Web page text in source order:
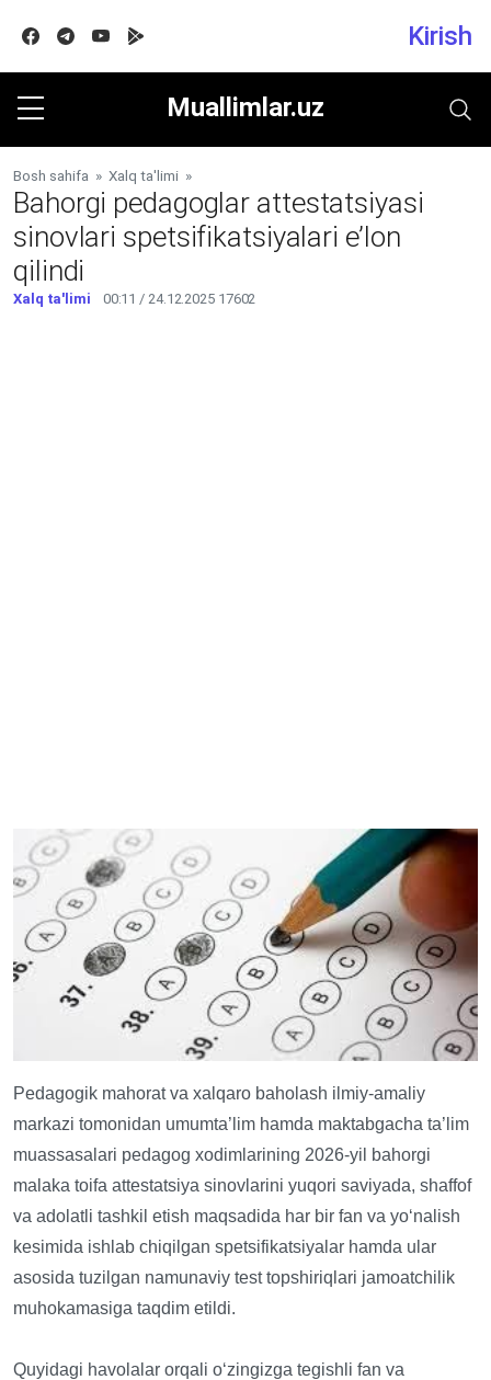
FacebookTelegram
Youtube Kirish
Muallimlar.uz
Bosh sahifa » Xalq ta'limi »
Bahorgi pedagoglar attestatsiyasi
sinovlari spetsifikatsiyalari e’lon
qilindi
Xalq ta'limi 00:11 / 24.12.2025 17602
Pedagogik mahorat va xalqaro baholash ilmiy-amaliy
markazi tomonidan umumta’lim hamda maktabgacha ta’lim
muassasalari pedagog xodimlarining 2026-yil bahorgi
malaka toifa attestatsiya sinovlarini yuqori saviyada, shaffof
va adolatli tashkil etish maqsadida har bir fan va yo‘nalish
kesimida ishlab chiqilgan spetsifikatsiyalar hamda ular
asosida tuzilgan namunaviy test topshiriqlari jamoatchilik
muhokamasiga taqdim etildi.
Quyidagi havolalar orqali o‘zingizga tegishli fan va